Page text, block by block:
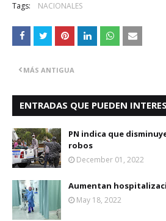
Tags: NACIONALES
MÁS ANTIGUA
ENTRADAS QUE PUEDEN
PN indica que
robos
December 01, 2022
Aumentan
May 18, 2022